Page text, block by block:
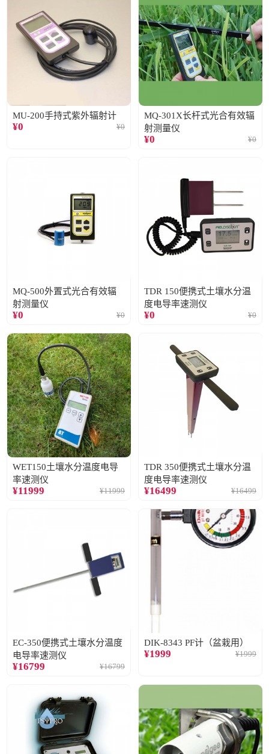
MU-200手持式紫外辐射计
¥0 ¥0
MQ-301X长杆式光合有效辐
射测量仪
¥0 ¥0
MQ-500外置式光合有效辐
射测量仪
¥0 ¥0
TDR 150便携式土壤水分温
度电导率速测仪
¥0 ¥0
WET150土壤水分温度电导
率速测仪
¥11999 ¥11999
TDR 350便携式土壤水分温
度电导率速测仪
¥16499 ¥16499
EC-350便携式土壤水分温度
电导率速测仪
¥16799 ¥16799
DIK-8343 PF计（盆栽用）
¥1999 ¥1999